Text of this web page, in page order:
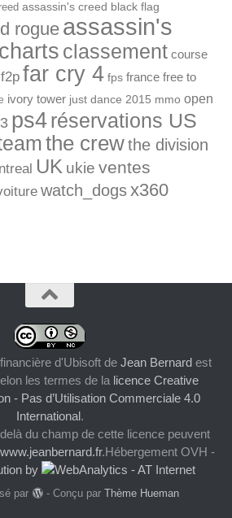
assassin's creed black flag
rogue assassin's
charts classement course
f2p far cry 4 fps france free to
ivory tower just dance 2015 mmo open
ps4réservations US
the crewthe division
UK ukie ventes
watch_dogsx360
d'Ubisoft de Jean Bernard est
les termes de la licence Creative
- Pas d’Utilisation Commerciale 4.0
International.
du champ de cette licence peuvent
.Hébergement OVH -
by
par - Conçu par Thème Hueman